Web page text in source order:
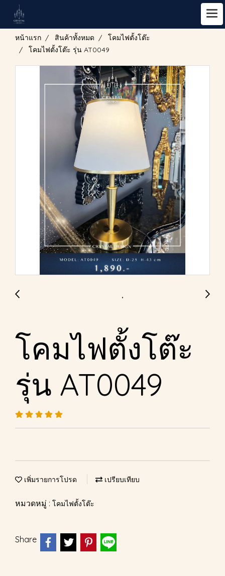
หน้าแรก สินค้าทั้งหมด
โคมไฟตั้งโต๊ะ
โคมไฟตั้งโต๊ะ รุ่น AT0049
โคมไฟตั้งโต๊ะ
รุ่น AT0049
เพิ่มรายการโปรด เปรียบเทียบ
หมวดหมู่ : โคมไฟตั้งโต๊ะ
Share